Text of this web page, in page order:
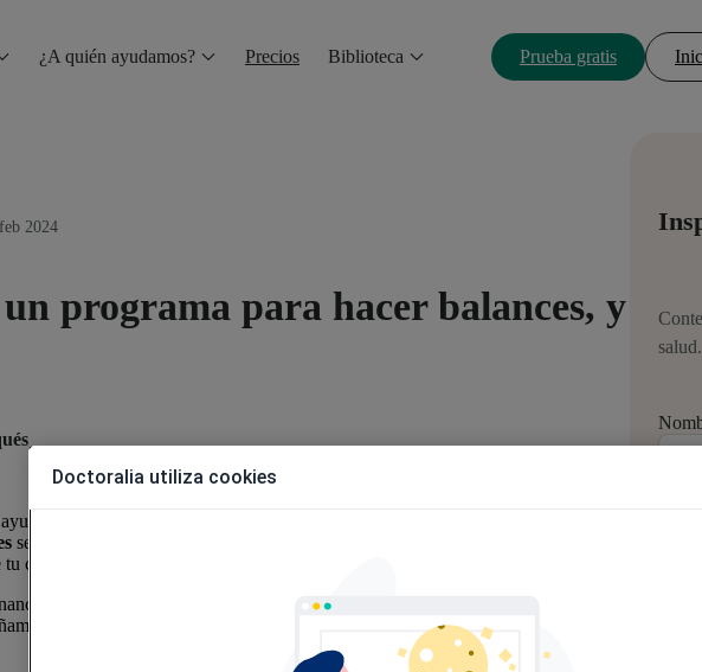
¿A quién ayudamos? Precios Biblioteca Prueba gratis
2024
programa para hacer balances, y
global para clínicas de salud que incluye funciones financieras. Nuestro
se adecúa a la facturación de tu empresa, te aporta información que necesitas y te
centro de salud.
podrás controlar los gastos e ingresos de tu clínica y generar balances
las principales funciones que incluye el programa para hacer balances de
salud.
Doctoralia utiliza cookies